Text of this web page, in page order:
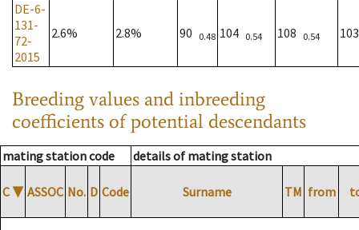
DE-6-
131-
72-
2015
2.6% 2.8% 90 0.48 104 0.54 108 0.54
Breeding values and inbreeding
coefficients of potential descendants
mating station code details of mating station
C ▼ ASSOC No. D Code Surname TM from